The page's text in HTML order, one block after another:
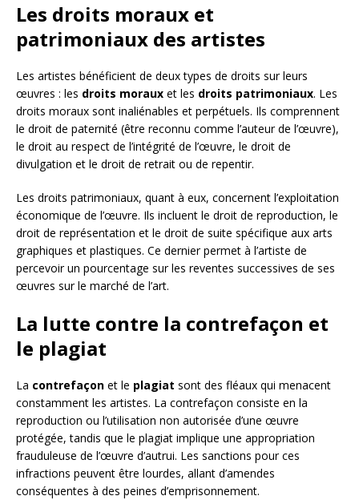
Les droits moraux et
patrimoniaux des artistes
Les artistes bénéficient de deux types de droits sur leurs
œuvres : les droits moraux et les droits patrimoniaux. Les
droits moraux sont inaliénables et perpétuels. Ils comprennent
le droit de paternité (être reconnu comme l’auteur de l’œuvre),
le droit au respect de l’intégrité de l’œuvre, le droit de
divulgation et le droit de retrait ou de repentir.
Les droits patrimoniaux, quant à eux, concernent l’exploitation
économique de l’œuvre. Ils incluent le droit de reproduction, le
droit de représentation et le droit de suite spécifique aux arts
graphiques et plastiques. Ce dernier permet à l’artiste de
percevoir un pourcentage sur les reventes successives de ses
œuvres sur le marché de l’art.
La lutte contre la contrefaçon et
le plagiat
La contrefaçon et le plagiat sont des fléaux qui menacent
constamment les artistes. La contrefaçon consiste en la
reproduction ou l’utilisation non autorisée d’une œuvre
protégée, tandis que le plagiat implique une appropriation
frauduleuse de l’œuvre d’autrui. Les sanctions pour ces
infractions peuvent être lourdes, allant d’amendes
conséquentes à des peines d’emprisonnement.